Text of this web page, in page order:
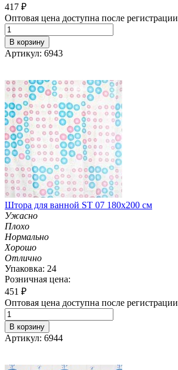
417 ₽
Оптовая цена доступна после регистрации
В корзину
Артикул: 6943
Штора для ванной ST 07 180х200 см
Ужасно
Плохо
Нормально
Хорошо
Отлично
Упаковка: 24
Розничная цена:
451 ₽
Оптовая цена доступна после регистрации
В корзину
Артикул: 6944